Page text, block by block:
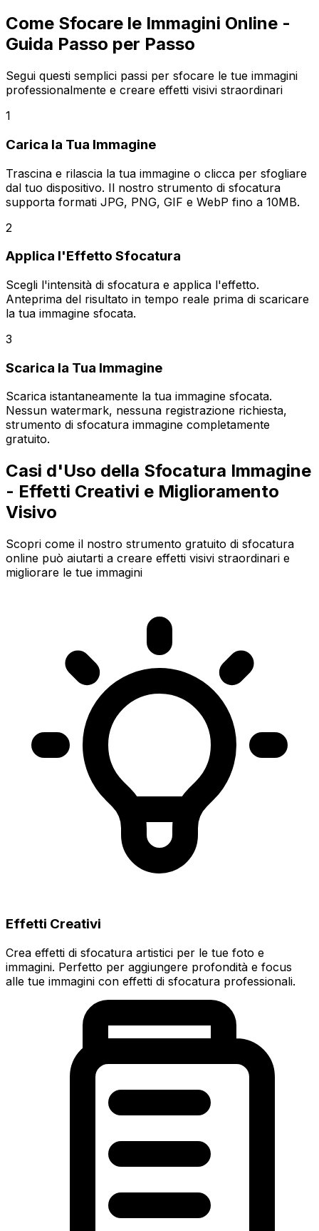
Come Sfocare le Immagini Online -
Guida Passo per Passo
Segui questi semplici passi per sfocare le tue immagini
professionalmente e creare effetti visivi straordinari
1
Carica la Tua Immagine
Trascina e rilascia la tua immagine o clicca per sfogliare
dal tuo dispositivo. Il nostro strumento di sfocatura
supporta formati JPG, PNG, GIF e WebP fino a 10MB.
2
Applica l'Effetto Sfocatura
Scegli l'intensità di sfocatura e applica l'effetto.
Anteprima del risultato in tempo reale prima di scaricare
la tua immagine sfocata.
3
Scarica la Tua Immagine
Scarica istantaneamente la tua immagine sfocata.
Nessun watermark, nessuna registrazione richiesta,
strumento di sfocatura immagine completamente
gratuito.
Casi d'Uso della Sfocatura Immagine
- Effetti Creativi e Miglioramento
Visivo
Scopri come il nostro strumento gratuito di sfocatura
online può aiutarti a creare effetti visivi straordinari e
migliorare le tue immagini
Effetti Creativi
Crea effetti di sfocatura artistici per le tue foto e
immagini. Perfetto per aggiungere profondità e focus
alle tue immagini con effetti di sfocatura professionali.